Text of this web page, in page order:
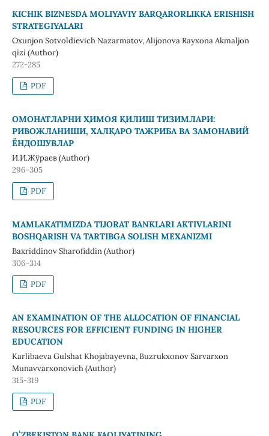
KICHIK BIZNESDA MOLIYAVIY BARQARORLIKKA ERISHISH
STRATEGIYALARI
Oxunjon Sotvoldievich Nаzаrmаtov, Аlijonovа Rаyxonа Аkmаljon
qizi (Author)
272-285
PDF
ОМОНАТЛАРНИ ҲИМОЯ ҚИЛИШ ТИЗИМЛАРИ:
РИВОЖЛАНИШИ, ХАЛҚАРО ТАЖРИБА ВА ЗАМОНАВИЙ
ЁНДОШУВЛАР
И.И.Жўраев (Author)
296-305
PDF
MAMLAKATIMIZDA TIJORAT BANKLARI AKTIVLARINI
BOSHQARISH VA TARTIBGA SOLISH MEXANIZMI
Baxriddinov Sharofiddin (Author)
306-314
PDF
AN EXAMINATION OF THE ALLOCATION OF FINANCIAL
RESOURCES FOR EFFICIENT FUNDING IN HIGHER
EDUCATION
Karlibaeva Gulshat Khojabayevna, Buzrukxonov Sarvarxon
Munavvarxonovich (Author)
315-319
PDF